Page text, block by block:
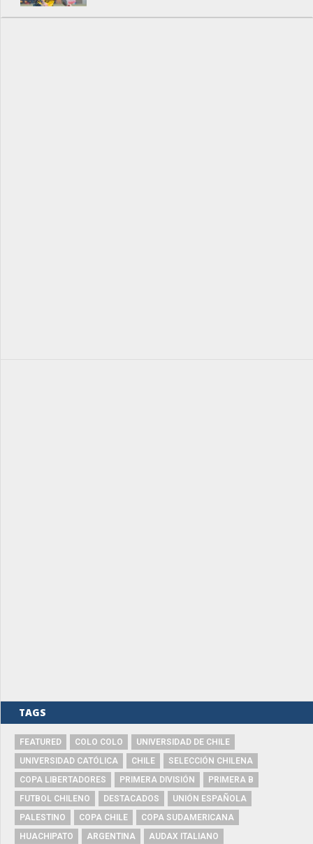
TAGS
FEATURED COLO COLO
UNIVERSIDAD DE CHILE
UNIVERSIDAD CATÓLICA
CHILE
SELECCIÓN CHILENA
COPA LIBERTADORES
PRIMERA DIVISIÓN
PRIMERA B
FUTBOL CHILENO
DESTACADOS
UNIÓN ESPAÑOLA
PALESTINO
COPA CHILE
COPA SUDAMERICANA
HUACHIPATO
ARGENTINA
AUDAX ITALIANO